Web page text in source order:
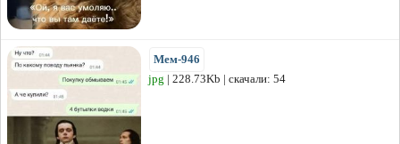
Мем-946
jpg | 228.73Kb | скачали: 54